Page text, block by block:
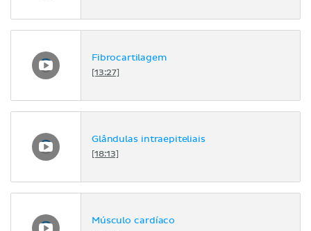
Fibrocartilagem
[13:27]
Glândulas intraepiteliais
[18:13]
Músculo cardíaco